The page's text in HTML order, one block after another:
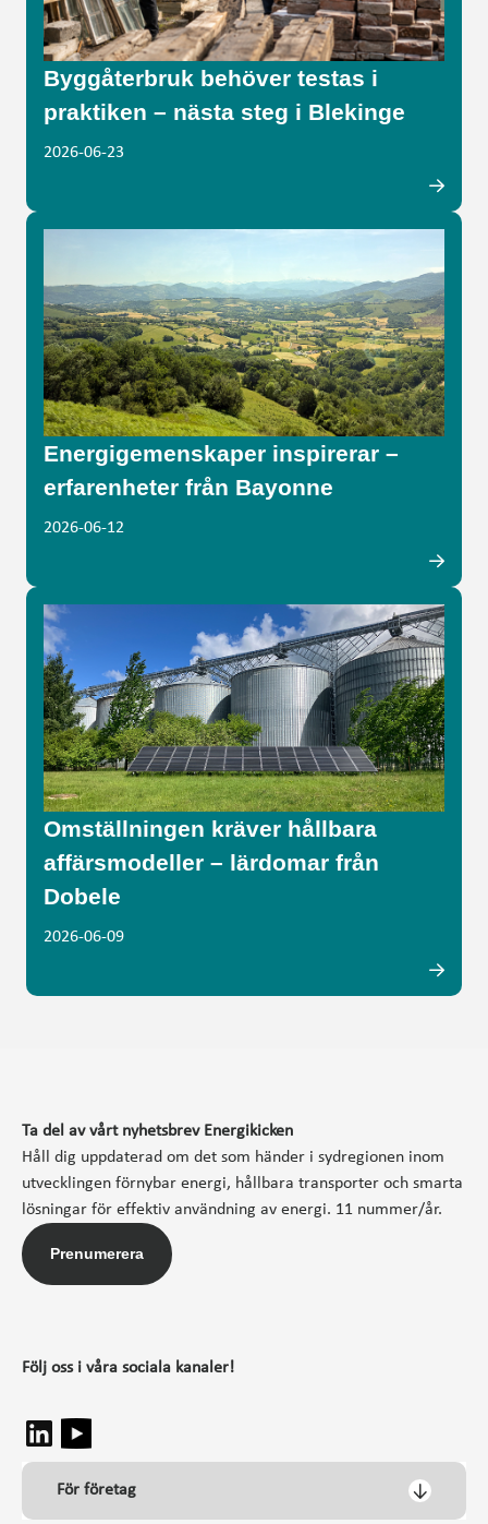
Byggåterbruk behöver testas i
praktiken – nästa steg i Blekinge
2026-06-23
Energigemenskaper inspirerar –
erfarenheter från Bayonne
2026-06-12
Omställningen kräver hållbara
affärsmodeller – lärdomar från
Dobele
2026-06-09
Ta del av vårt nyhetsbrev Energikicken
Håll dig uppdaterad om det som händer i sydregionen inom
utvecklingen förnybar energi, hållbara transporter och smarta
lösningar för effektiv användning av energi. 11 nummer/år.
Prenumerera
Följ oss i våra sociala kanaler!
För företag